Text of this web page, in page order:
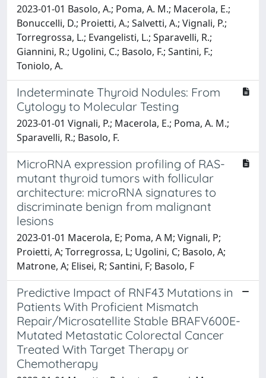
2023-01-01 Basolo, A.; Poma, A. M.; Macerola, E.;
Bonuccelli, D.; Proietti, A.; Salvetti, A.; Vignali, P.;
Torregrossa, L.; Evangelisti, L.; Sparavelli, R.;
Giannini, R.; Ugolini, C.; Basolo, F.; Santini, F.;
Toniolo, A.
Indeterminate Thyroid Nodules: From
Cytology to Molecular Testing
2023-01-01 Vignali, P.; Macerola, E.; Poma, A. M.;
Sparavelli, R.; Basolo, F.
MicroRNA expression profiling of RAS-
mutant thyroid tumors with follicular
architecture: microRNA signatures to
discriminate benign from malignant
lesions
2023-01-01 Macerola, E; Poma, A M; Vignali, P;
Proietti, A; Torregrossa, L; Ugolini, C; Basolo, A;
Matrone, A; Elisei, R; Santini, F; Basolo, F
Predictive Impact of RNF43 Mutations in
Patients With Proficient Mismatch
Repair/Microsatellite Stable BRAFV600E-
Mutated Metastatic Colorectal Cancer
Treated With Target Therapy or
Chemotherapy